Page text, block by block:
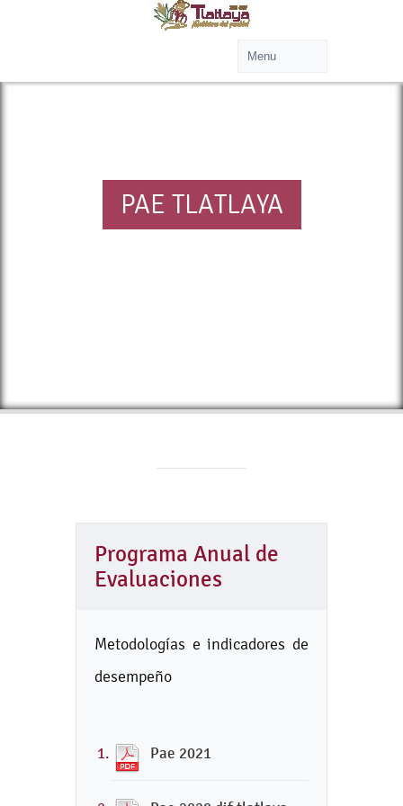
PAE TLATLAYA
Programa Anual de
Evaluaciones
Metodologías e indicadores de
desempeño
Pae 2021